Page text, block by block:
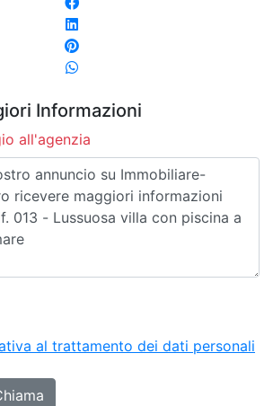
Informazioni
all'agenzia
al trattamento dei dati personali